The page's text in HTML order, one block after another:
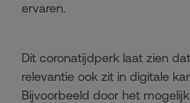
ervaren.
Dit coronatijdperk laat zien
relevantie ook zit in digitale
Bijvoorbeeld door het